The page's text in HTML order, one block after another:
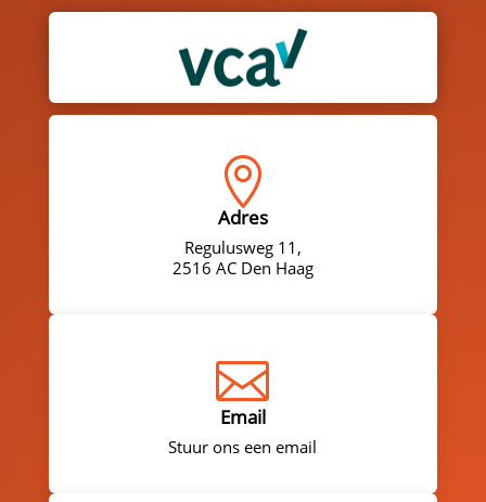

Adres
Regulusweg 11,
2516 AC Den Haag

Email
Stuur ons een email